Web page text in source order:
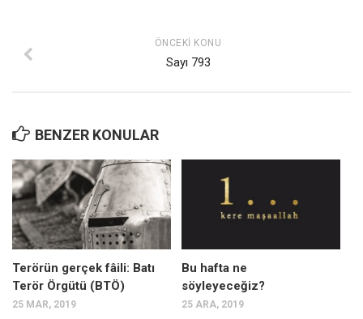
ÖNCEKI KONU
Sayı 793
BENZER KONULAR
Terörün gerçek fâili: Batı
Terör Örgütü (BTÖ)
25 MAR, 2019
Bu hafta ne
söyleyeceğiz?
25 ARA, 2019